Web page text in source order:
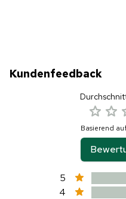
Kundenfeedback
Basierend
5
4